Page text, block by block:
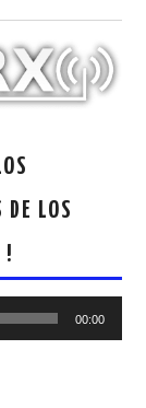
LOS
!
00:00